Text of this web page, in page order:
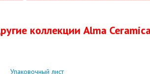
коллекции Alma
Упаковочный лист